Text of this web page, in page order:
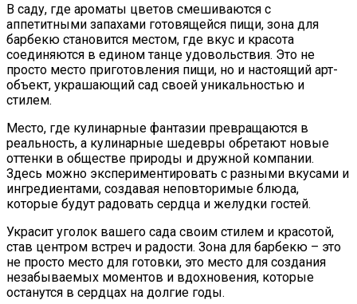
В саду, где ароматы цветов смешиваются с
аппетитными запахами готовящейся пищи, зона для
барбекю становится местом, где вкус и красота
соединяются в едином танце удовольствия. Это не
просто место приготовления пищи, но и настоящий арт-
объект, украшающий сад своей уникальностью и
стилем.
Место, где кулинарные фантазии превращаются в
реальность, а кулинарные шедевры обретают новые
оттенки в обществе природы и дружной компании.
Здесь можно экспериментировать с разными вкусами и
ингредиентами, создавая неповторимые блюда,
которые будут радовать сердца и желудки гостей.
Украсит уголок вашего сада своим стилем и красотой,
став центром встреч и радости. Зона для барбекю – это
не просто место для готовки, это место для создания
незабываемых моментов и вдохновения, которые
останутся в сердцах на долгие годы.